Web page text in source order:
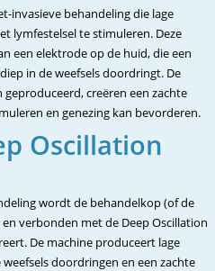
invasieve behandeling die lage
lymfestelsel te stimuleren. Deze
een elektrode op de huid, die een
in de weefsels doordringt. De
creëren een zachte
en genezing kan bevorderen.
Oscillation
wordt de behandelkop (of de
verbonden met de Deep Oscillation
De machine produceert lage
doordringen en een zachte